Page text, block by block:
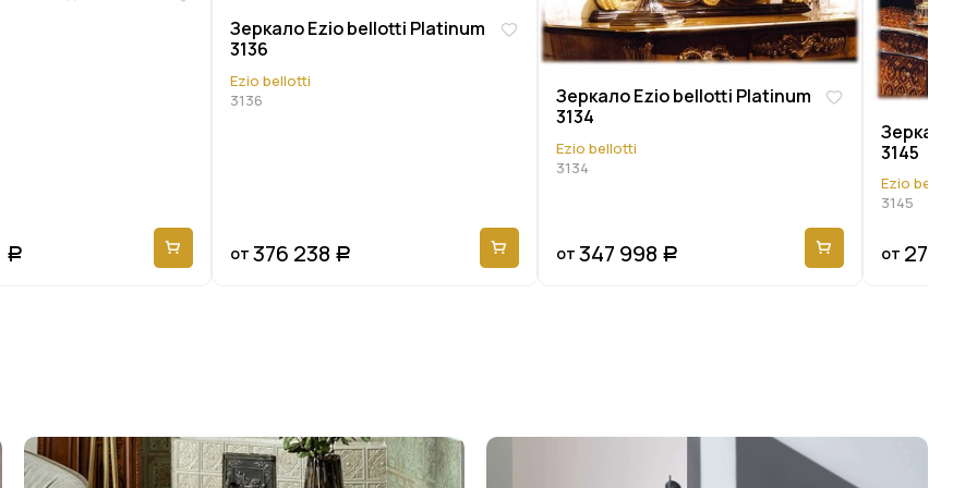
Р
Зеркало Ezio bellotti Platinum
3136
Ezio bellotti
3136
от 376 238 Р
Зеркало Ezio bellotti Platinum
3134
Ezio bellotti
3134
от 347 998 Р
Зеркало
3145
Ezio bellotti
3145
от 279